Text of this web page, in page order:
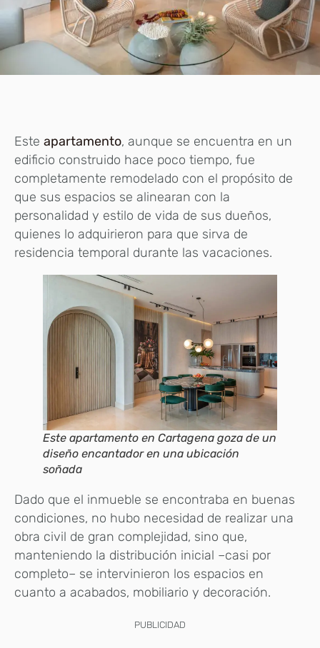
Este apartamento, aunque se encuentra en un
edificio construido hace poco tiempo, fue
completamente remodelado con el propósito de
que sus espacios se alinearan con la
personalidad y estilo de vida de sus dueños,
quienes lo adquirieron para que sirva de
residencia temporal durante las vacaciones.
Este apartamento en Cartagena goza de un
diseño encantador en una ubicación
soñada
Dado que el inmueble se encontraba en buenas
condiciones, no hubo necesidad de realizar una
obra civil de gran complejidad, sino que,
manteniendo la distribución inicial –casi por
completo– se intervinieron los espacios en
cuanto a acabados, mobiliario y decoración.
PUBLICIDAD